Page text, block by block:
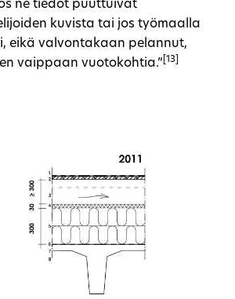
ne tiedot puuttuivat
kuvista tai jos työmaalla
eikä valvontakaan pelannut,
vaippaan vuotokohtia.” [13]